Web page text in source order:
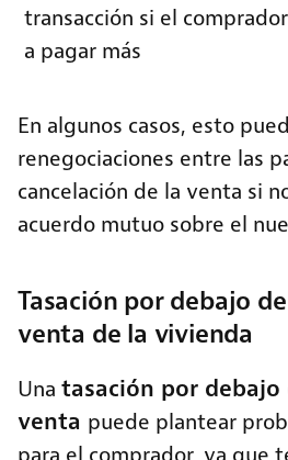
transacción si el
a pagar más
En algunos casos, esto
renegociaciones entre las
cancelación de la venta si
acuerdo mutuo sobre el
Tasación por debajo
venta de la vivienda
Una tasación por debajo
venta puede plantear